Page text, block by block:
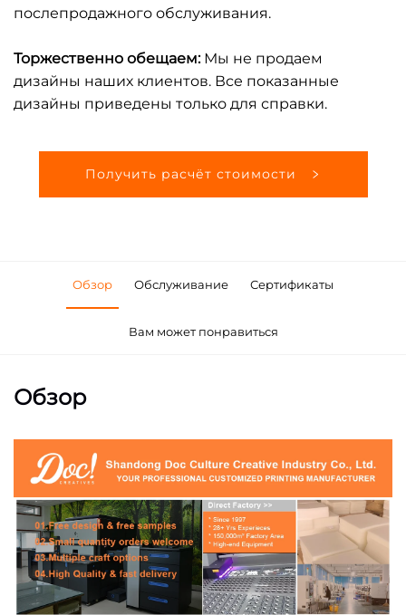
послепродажного обслуживания.
Торжественно обещаем: Мы не продаем
дизайны наших клиентов. Все показанные
дизайны приведены только для справки.
Получить расчёт стоимости
Обзор Обслуживание Сертификаты
Вам может понравиться
Обзор